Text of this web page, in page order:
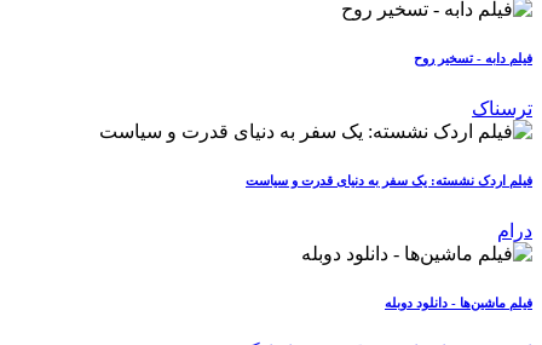
فیلم دابه - تسخیر روح
ترسناک
فیلم اردک نشسته: یک سفر به دنیای قدرت و سیاست
درام
فیلم ماشین‌ها - دانلود دوبله